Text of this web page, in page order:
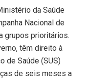
da Saúde
Nacional de
grupos prioritários.
têm direito à
de Saúde (SUS)
de seis meses a